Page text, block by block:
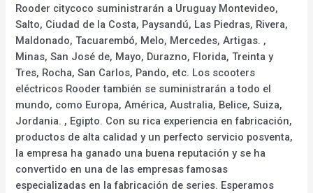
Rooder citycoco suministrarán a Uruguay Montevideo,
Salto, Ciudad de la Costa, Paysandú, Las Piedras, Rivera,
Maldonado, Tacuarembó, Melo, Mercedes, Artigas. ,
Minas, San José de, Mayo, Durazno, Florida, Treinta y
Tres, Rocha, San Carlos, Pando, etc. Los scooters
eléctricos Rooder también se suministrarán a todo el
mundo, como Europa, América, Australia, Belice, Suiza,
Jordania. , Egipto. Con su rica experiencia en fabricación,
productos de alta calidad y un perfecto servicio posventa,
la empresa ha ganado una buena reputación y se ha
convertido en una de las empresas famosas
especializadas en la fabricación de series. Esperamos